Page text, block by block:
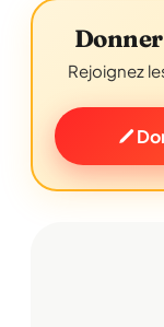
Rejoignez